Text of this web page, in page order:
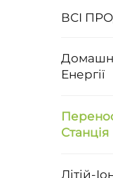
ВСІ
Енергії
Станція
Літій-